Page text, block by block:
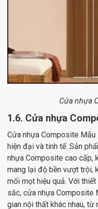
Cửa nhựa
1.6. Cửa nhựa
Cửa nhựa Composite
hiện đại và tinh tế. Sản
nhựa Composite cao cấp,
mang lại độ bền vượt trội,
mối mọt hiệu quả. Với
sắc, cửa nhựa Composite
gian nội thất khác nhau, từ